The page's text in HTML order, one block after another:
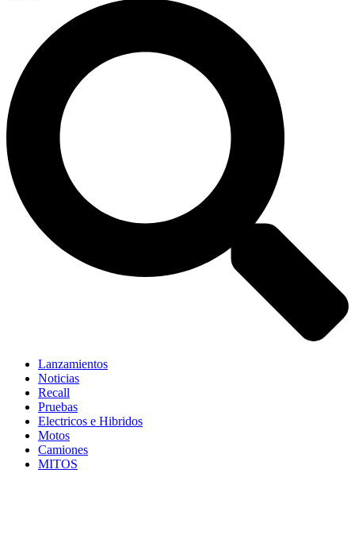
Lanzamientos
Noticias
Recall
Pruebas
Electricos e Hibridos
Motos
Camiones
MITOS